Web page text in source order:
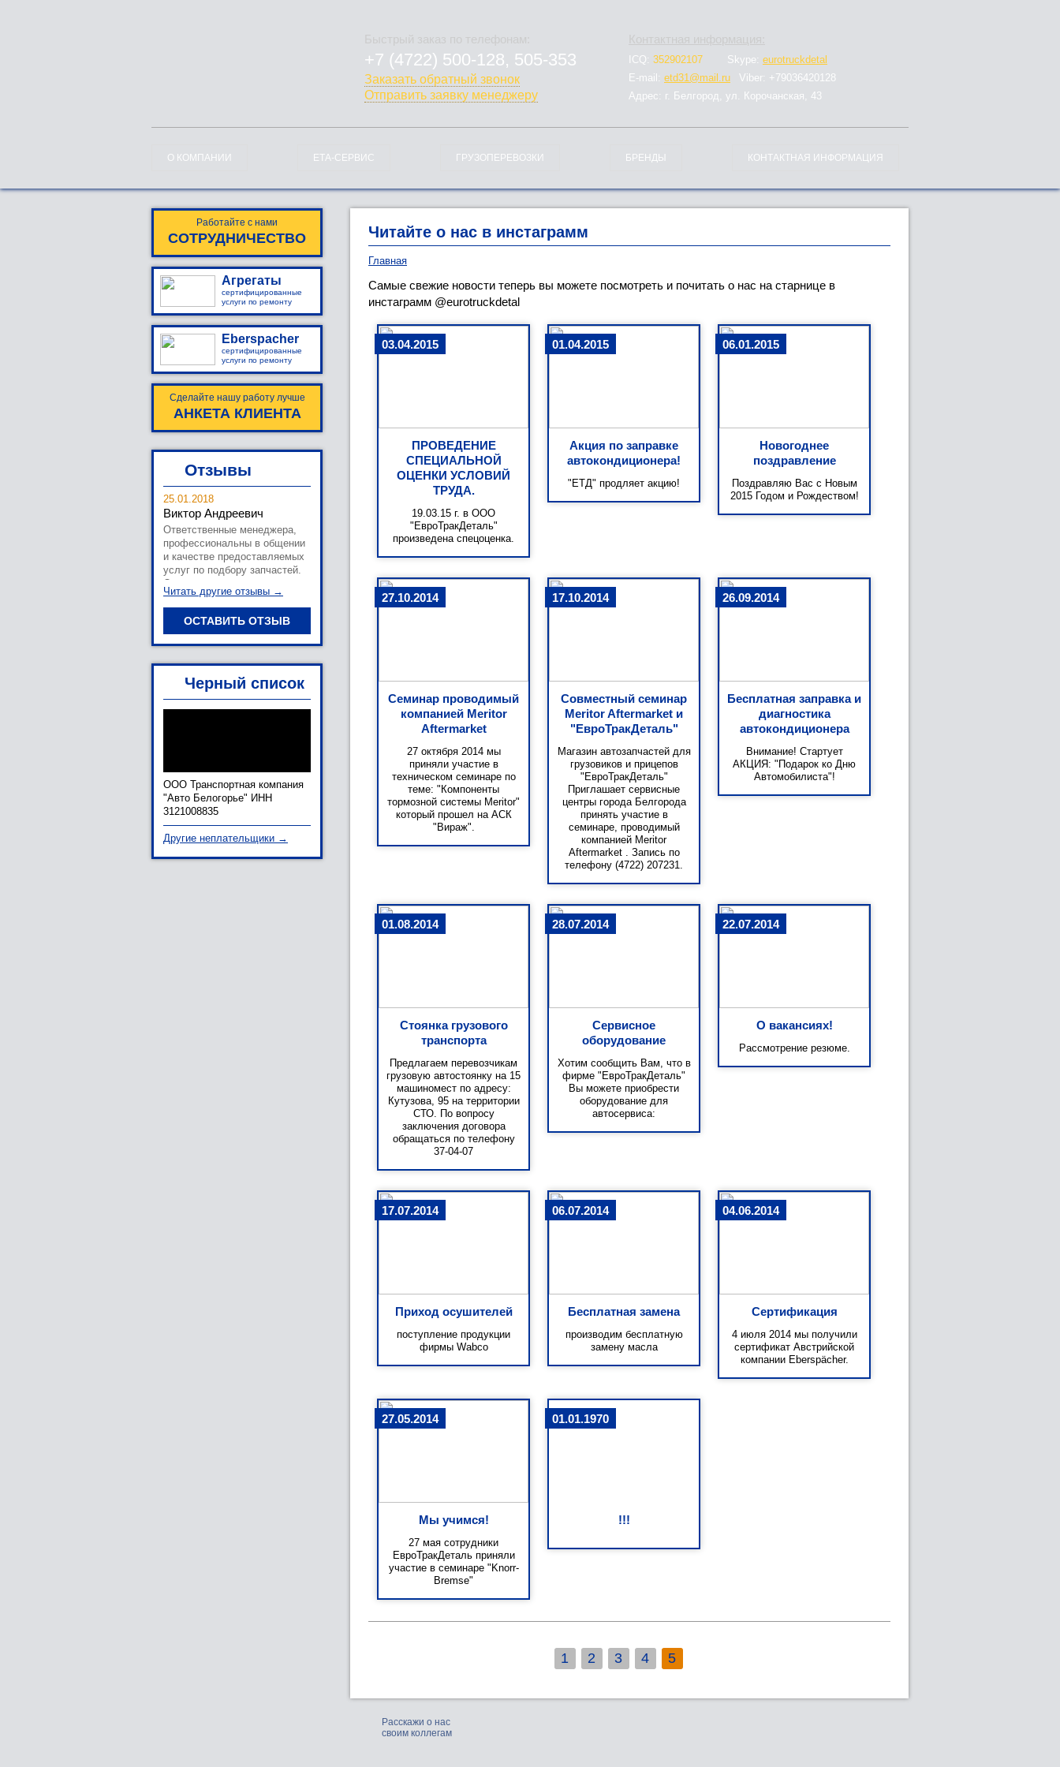
+7 (4722) 500-128, 505-353
778-128
Заказать обратный звонок
Отправить заявку менеджеру
ICQ: 352902107 Skype: eurotruckdetal
E-mail: etd31@mail.ru
Viber: +79036420128
Адрес: г. Белгород, ул. Корочанская, 43
О КОМПАНИИ ЕТА-СЕРВИС ГРУЗОПЕРЕВОЗКИ БРЕНДЫ КОНТАКТНАЯ ИНФОРМАЦИЯ
Работайте с нами
СОТРУДНИЧЕСТВО
Агрегаты
сертифицированные
услуги по ремонту
Eberspacher
сертифицированные
услуги по ремонту
Сделайте нашу работу лучше
АНКЕТА КЛИЕНТА
Отзывы
25.01.2018
Виктор Андреевич
Ответственные менеджера,
профессиональны в общении
и качестве предоставляемых
услуг по подбору запчастей.
Остались положительные
впечатления от
сотрудничества с магазином!
Читать другие отзывы →
ОСТАВИТЬ ОТЗЫВ
Черный список
ООО Транспортная компания
"Авто Белогорье" ИНН
3121008835
Другие неплательщики →
Читайте о нас в инстаграмм
Главная
Самые свежие новости теперь вы можете посмотреть и почитать о нас на старнице в
инстаграмм @eurotruckdetal
03.04.2015
ПРОВЕДЕНИЕ
СПЕЦИАЛЬНОЙ
ОЦЕНКИ УСЛОВИЙ
ТРУДА.
19.03.15 г. в ООО
"ЕвроТракДеталь"
произведена спецоценка.
01.04.2015
Акция по заправке
автокондиционера!
"ЕТД" продляет акцию!
06.01.2015
Новогоднее
поздравление
Поздравляю Вас с Новым
2015 Годом и Рождеством!
27.10.2014
Семинар проводимый
компанией Meritor
Aftermarket
27 октября 2014 мы
приняли участие в
техническом семинаре по
теме: "Компоненты
тормозной системы Meritor"
который прошел на АСК
"Вираж".
17.10.2014
Совместный семинар
Meritor Aftermarket и
"ЕвроТракДеталь"
Магазин автозапчастей для
грузовиков и прицепов
"ЕвроТракДеталь"
Приглашает сервисные
центры города Белгорода
принять участие в
семинаре, проводимый
компанией Meritor
Aftermarket . Запись по
телефону (4722) 207231.
26.09.2014
Бесплатная заправка и
диагностика
автокондиционера
Внимание! Стартует
АКЦИЯ: "Подарок ко Дню
Автомобилиста"!
01.08.2014
Стоянка грузового
транспорта
Предлагаем перевозчикам
грузовую автостоянку на 15
машиномест по адресу:
Кутузова, 95 на территории
СТО. По вопросу
заключения договора
обращаться по телефону
37-04-07
28.07.2014
Сервисное
оборудование
Хотим сообщить Вам, что в
фирме "ЕвроТракДеталь"
Вы можете приобрести
оборудование для
автосервиса:
22.07.2014
О вакансиях!
Рассмотрение резюме.
17.07.2014
Приход осушителей
поступление продукции
фирмы Wabco
06.07.2014
Бесплатная замена
производим бесплатную
замену масла
04.06.2014
Сертификация
4 июля 2014 мы получили
сертификат Австрийской
компании Eberspächer.
27.05.2014
Мы учимся!
27 мая сотрудники
ЕвроТракДеталь приняли
участие в семинаре "Knorr-
Bremse"
01.01.1970
!!!
1 2 3 4 5
Расскажи о нас
своим коллегам